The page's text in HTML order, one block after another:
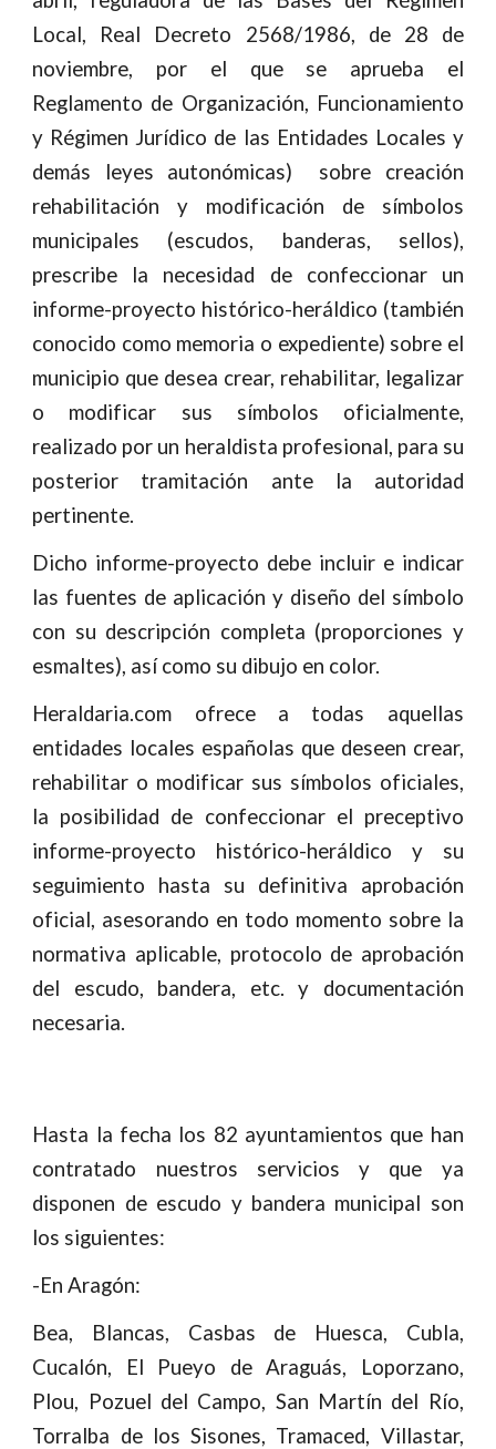
Local, Real Decreto 2568/1986, de 28 de
noviembre, por el que se aprueba el
Reglamento de Organización, Funcionamiento
y Régimen Jurídico de las Entidades Locales y
demás leyes autonómicas) sobre creación
rehabilitación y modificación de símbolos
municipales (escudos, banderas, sellos),
prescribe la necesidad de confeccionar un
informe-proyecto histórico-heráldico (también
conocido como memoria o expediente) sobre el
municipio que desea crear, rehabilitar, legalizar
o modificar sus símbolos oficialmente,
realizado por un heraldista profesional, para su
posterior tramitación ante la autoridad
pertinente.
Dicho informe-proyecto debe incluir e indicar
las fuentes de aplicación y diseño del símbolo
con su descripción completa (proporciones y
esmaltes), así como su dibujo en color.
Heraldaria.com ofrece a todas aquellas
entidades locales españolas que deseen crear,
rehabilitar o modificar sus símbolos oficiales,
la posibilidad de confeccionar el preceptivo
informe-proyecto histórico-heráldico y su
seguimiento hasta su definitiva aprobación
oficial, asesorando en todo momento sobre la
normativa aplicable, protocolo de aprobación
del escudo, bandera, etc. y documentación
necesaria.
Hasta la fecha los 82 ayuntamientos que han
contratado nuestros servicios y que ya
disponen de escudo y bandera municipal son
los siguientes:
-En Aragón:
Bea, Blancas, Casbas de Huesca, Cubla,
Cucalón, El Pueyo de Araguás, Loporzano,
Plou, Pozuel del Campo, San Martín del Río,
Torralba de los Sisones, Tramaced, Villastar,